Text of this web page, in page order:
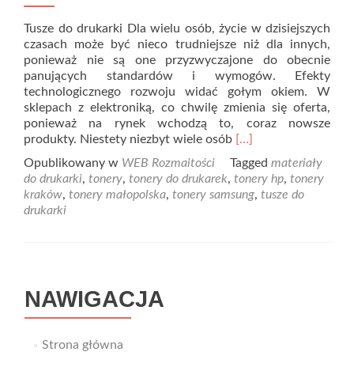
Tusze do drukarki Dla wielu osób, życie w dzisiejszych
czasach może być nieco trudniejsze niż dla innych,
ponieważ nie są one przyzwyczajone do obecnie
panujących standardów i wymogów. Efekty
technologicznego rozwoju widać gołym okiem. W
sklepach z elektroniką, co chwilę zmienia się oferta,
ponieważ na rynek wchodzą to, coraz nowsze
produkty. Niestety niezbyt wiele osób Read
about
Materiały
do
[…]
Opublikowany w WEB Rozmaitości Tagged materiały
do drukarki, tonery, tonery do drukarek, tonery hp, tonery
kraków, tonery małopolska, tonery samsung, tusze do
drukarki
NAWIGACJA
Strona główna